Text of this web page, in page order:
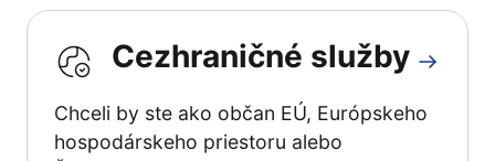
Cezhraničné služby
Chceli by ste ako občan EÚ, Európskeho
hospodárskeho priestoru alebo